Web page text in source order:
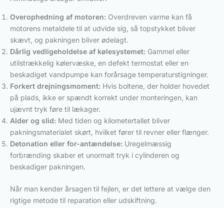
Overophedning af motoren: Overdreven varme kan få
motorens metaldele til at udvide sig, så topstykket bliver
skævt, og pakningen bliver ødelagt.
Dårlig vedligeholdelse af kølesystemet: Gammel eller
utilstrækkelig kølervæske, en defekt termostat eller en
beskadiget vandpumpe kan forårsage temperaturstigninger.
Forkert drejningsmoment: Hvis boltene, der holder hovedet
på plads, ikke er spændt korrekt under monteringen, kan
ujævnt tryk føre til lækager.
Alder og slid: Med tiden og kilometertallet bliver
pakningsmaterialet skørt, hvilket fører til revner eller flænger.
Detonation eller for-antændelse: Uregelmæssig
forbrænding skaber et unormalt tryk i cylinderen og
beskadiger pakningen.
Når man kender årsagen til fejlen, er det lettere at vælge den
rigtige metode til reparation eller udskiftning.